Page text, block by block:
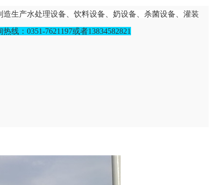
生产水处理设备、饮料设备、奶设备、杀菌设备、灌装
热线： 0351-7621197或者13834582821